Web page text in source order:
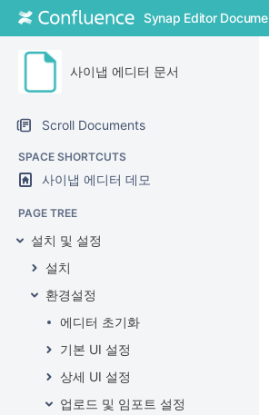
Skip
Skip
header
menu
Skip
menu
quick
Synap Editor
사이냅 에디터 문서
Scroll Documents
SPACE SHORTCUTS
사이냅 에디터 데모
PAGE TREE
설치 및 설정
설치
환경설정
에디터 초기화
기본 UI 설정
상세 UI 설정
업로드 및 임포트 설정